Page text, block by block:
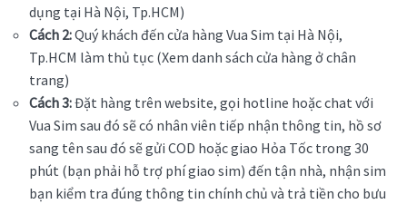
dụng tại Hà Nội, Tp.HCM)
Cách 2:Quý khách đến cửa hàng Vua Sim tại Hà Nội,
Tp.HCM làm thủ tục (Xem danh sách cửa hàng ở chân
trang)
Cách 3:Đặt hàng trên website, gọi hotline hoặc chat với
Vua Sim sau đó sẽ có nhân viên tiếp nhận thông tin, hồ sơ
sang tên sau đó sẽ gửi COD hoặc giao Hỏa Tốc trong 30
phút (bạn phải hỗ trợ phí giao sim) đến tận nhà, nhận sim
bạn kiểm tra đúng thông tin chính chủ và trả tiền cho bưu